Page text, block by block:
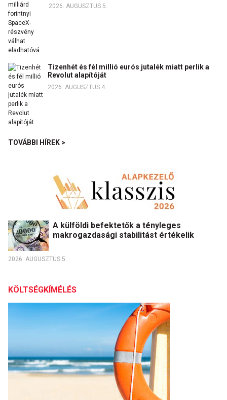
2026. AUGUSZTUS 5.
Tizenhét és fél millió eurós jutalék miatt perlik a
Revolut alapítóját
2026. AUGUSZTUS 4.
TOVÁBBI HÍREK >
A külföldi befektetők a tényleges
makrogazdasági stabilitást értékelik
2026. AUGUSZTUS 5.
KÖLTSÉGKÍMÉLÉS